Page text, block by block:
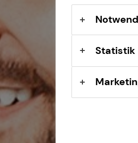
Statistik